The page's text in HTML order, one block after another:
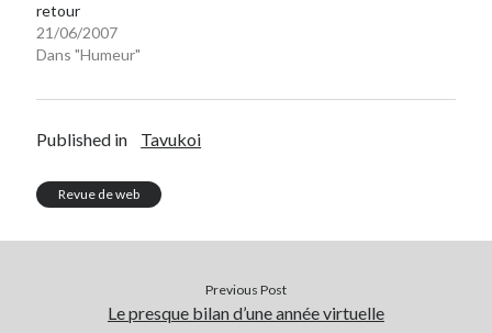
retour
21/06/2007
Dans "Humeur"
Published in Tavukoi
Revue de web
Previous Post
Le presque bilan d’une année virtuelle